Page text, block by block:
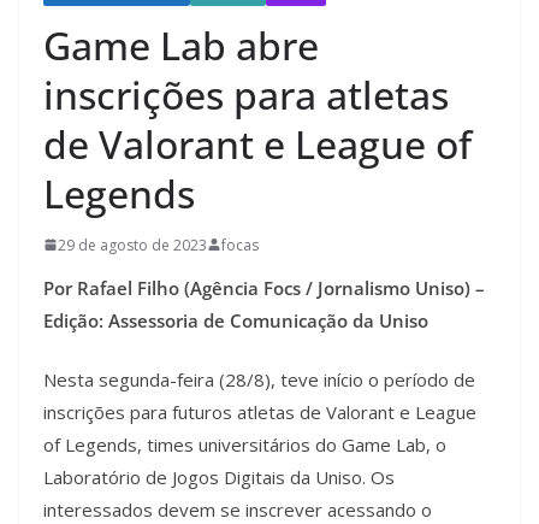
Game Lab abre
inscrições para atletas
de Valorant e League of
Legends
29 de agosto de 2023 focas
Por Rafael Filho (Agência Focs / Jornalismo Uniso) –
Edição: Assessoria de Comunicação da Uniso
Nesta segunda-feira (28/8), teve início o período de
inscrições para futuros atletas de Valorant e League
of Legends, times universitários do Game Lab, o
Laboratório de Jogos Digitais da Uniso. Os
interessados devem se inscrever acessando o